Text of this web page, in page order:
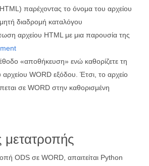
παρέχοντας το όνομα του αρχείου
διαδρομή καταλόγου
αρχείου HTML με μια παρουσία της
«αποθήκευση» ενώ καθορίζετε τη
WORD εξόδου. Έτσι, το αρχείο
σε WORD στην καθορισμένη
μετατροπής
ODS σε WORD, απαιτείται Python